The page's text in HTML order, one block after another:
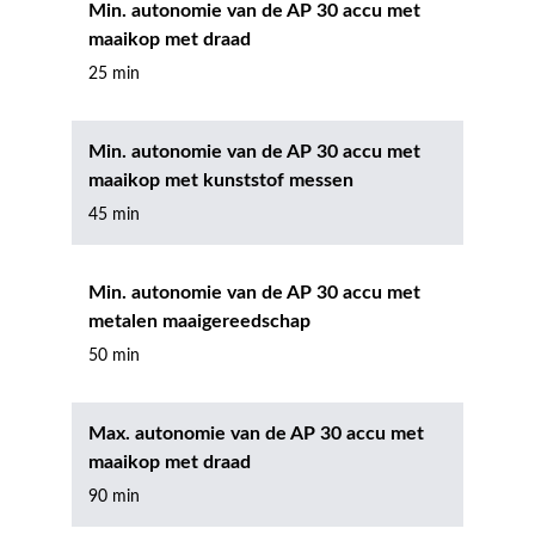
Min. autonomie van de AP 30 accu met
maaikop met draad
25 min
Min. autonomie van de AP 30 accu met
maaikop met kunststof messen
45 min
Min. autonomie van de AP 30 accu met
metalen maaigereedschap
50 min
Max. autonomie van de AP 30 accu met
maaikop met draad
90 min